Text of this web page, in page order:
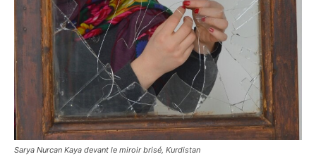
Sarya Nurcan Kaya devant le miroir brisé, Kurdistan